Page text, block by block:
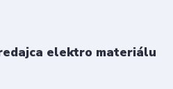
elektro materiálu